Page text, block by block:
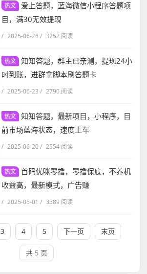
热文
爱上答题，蓝海微信小程序答题项
目，满30无效提现
/ 2025-06-26/ 3252 阅读
热文 知知答题，群主已亲测，提现24小
时到账，进群拿脚本刷答题卡
/ 2025-06-23 / 2790 阅读
热文 知知答题，最新项目，小程序，目
前市场蓝海状态，速度上车
/ 2025-06-20/ 2554 阅读
热文 首码优咪零撸，零撸保底，不养机
收益高，最新模式，广告赚
/ 2025-05-01 / 3389 阅读
3 4 5 下一页 末页
共 5 页